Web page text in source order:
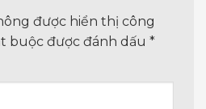
được hiển thị công
buộc được đánh dấu *